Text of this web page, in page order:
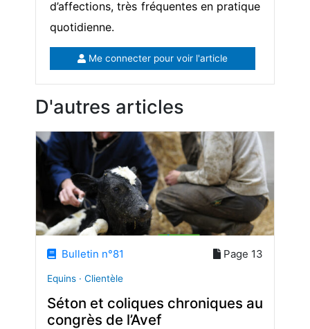
d’affections, très fréquentes en pratique
quotidienne.
Me connecter pour voir l'article
D'autres articles
Bulletin n°81 Page 13
Equins · Clientèle
Séton et coliques chroniques au
congrès de l’Avef